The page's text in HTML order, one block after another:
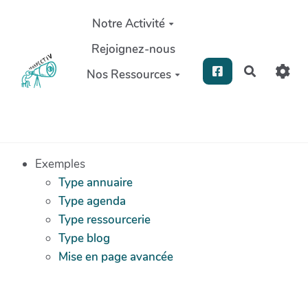
Aller au contenu principal
Notre Activité
Rejoignez-nous
Nos Ressources
Exemples
Type annuaire
Type agenda
Type ressourcerie
Type blog
Mise en page avancée